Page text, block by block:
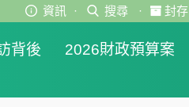
資訊 · 搜尋 · 封存
背後 2026財政預算案